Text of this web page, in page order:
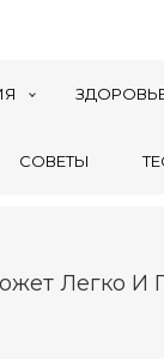
СОВЕТЫ
Легко И